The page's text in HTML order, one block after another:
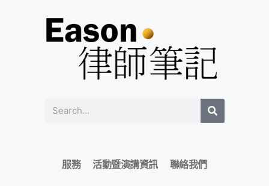
服務 活動暨演講資訊 聯絡我們